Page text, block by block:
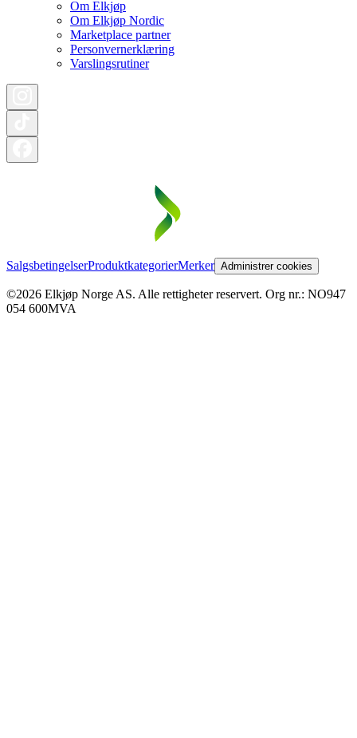
Om Elkjøp
Om Elkjøp Nordic
Marketplace partner
Personvernerklæring
Varslingsrutiner
SalgsbetingelserProduktkategorierMerker Administrer cookies
©2026 Elkjøp Norge AS. Alle rettigheter reservert. Org nr.: NO947
054 600MVA